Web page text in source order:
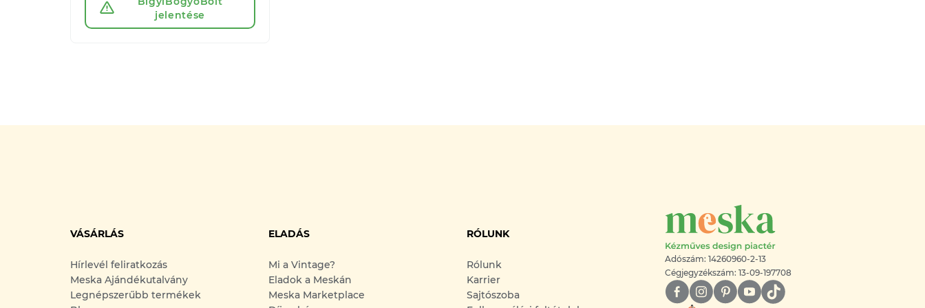
jelentése
VÁSÁRLÁS
Hírlevél feliratkozás
Meska Ajándékutalvány
Legnépszerűbb termékek
ELADÁS
Mi a Vintage?
Eladok a Meskán
Meska Marketplace
RÓLUNK
Rólunk
Karrier
Sajtószoba
Adószám: 14260960-2-13
Cégjegyzékszám: 13-09-197708